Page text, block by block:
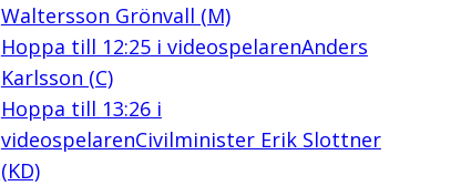
Waltersson Grönvall (M)
Hoppa till 12:25i videospelarenAnders
Karlsson (C)
Hoppa till 13:26i
videospelarenCivilminister Erik Slottner
(KD)